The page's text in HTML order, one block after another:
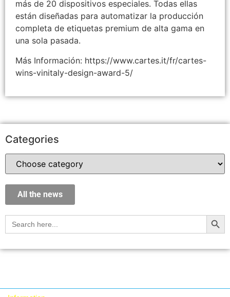
más de 20 dispositivos especiales. Todas ellas
están diseñadas para automatizar la producción
completa de etiquetas premium de alta gama en
una sola pasada.
Más Información: https://www.cartes.it/fr/cartes-
wins-vinitaly-design-award-5/
Categories
All the news
Search: